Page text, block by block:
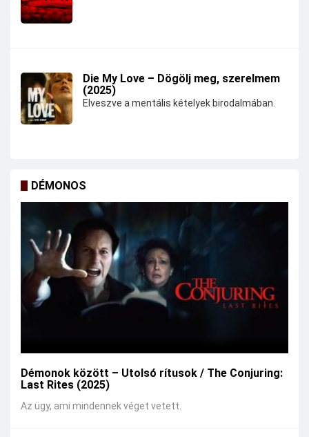
Die My Love – Dögölj meg, szerelmem
(2025)
Elveszve a mentális kételyek birodalmában.
DÉMONOS
Démonok között – Utolsó rítusok / The Conjuring:
Last Rites (2025)
Az ügy, ami mindennek véget vetett.